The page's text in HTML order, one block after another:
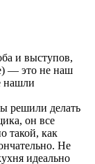
и выступов,
— это не наш
нашли
решили делать
он все
такой, как
Не
идеально